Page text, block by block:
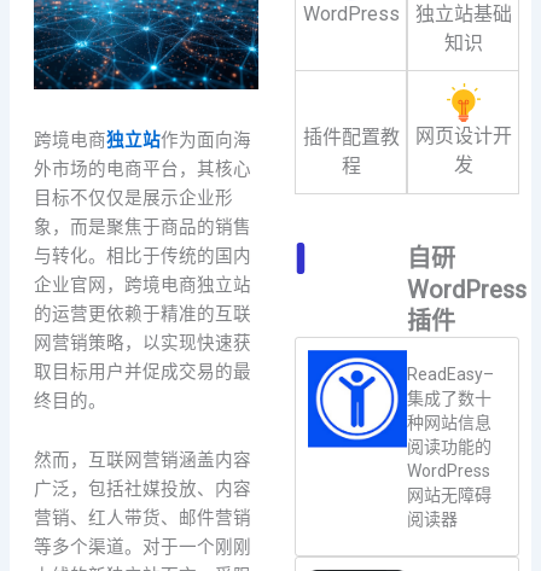
跨境电商独立站作为面向海
外市场的电商平台，其核心
目标不仅仅是展示企业形
象，而是聚焦于商品的销售
与转化。相比于传统的国内
企业官网，跨境电商独立站
的运营更依赖于精准的互联
网营销策略，以实现快速获
取目标用户并促成交易的最
终目的。
然而，互联网营销涵盖内容
广泛，包括社媒投放、内容
营销、红人带货、邮件营销
等多个渠道。对于一个刚刚
WordPress
独立站基础
知识
插件配置教
程
网页设计开
发
自研
WordPress
插件
ReadEasy–
集成了数十
种网站信息
阅读功能的
WordPress
网站无障碍
阅读器